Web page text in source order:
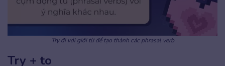
Try đi với giới từ để tạo thành các phrasal verb
Try + to